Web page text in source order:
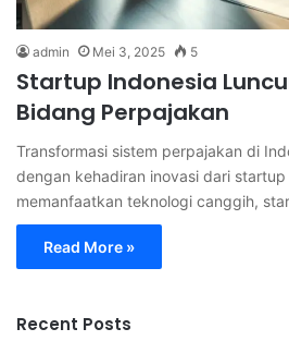
admin Mei 3, 2025 5
Startup Indonesia
Bidang Perpajakan
Transformasi sistem perpajakan di
dengan kehadiran inovasi dari startup
memanfaatkan teknologi canggih,
Read More »
Recent Posts